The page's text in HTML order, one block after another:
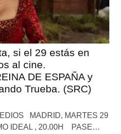
si el 29 estás en
al cine.
DE ESPAÑA y
Trueba. (SRC)
MADRID, MARTES 29
IDEAL , 20.00H PASE…